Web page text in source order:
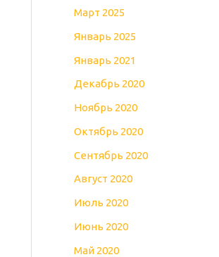
Март 2025
Январь 2025
Январь 2021
Декабрь 2020
Ноябрь 2020
Октябрь 2020
Сентябрь 2020
Август 2020
Июль 2020
Июнь 2020
Май 2020